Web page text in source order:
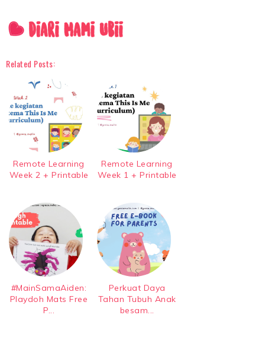
Related Posts:
Remote Learning
Week 2 + Printable
Remote Learning
Week 1 + Printable
#MainSamaAiden:
Playdoh Mats Free
P...
Perkuat Daya
Tahan Tubuh Anak
besam...